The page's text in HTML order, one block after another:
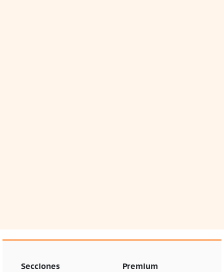
Secciones Premium